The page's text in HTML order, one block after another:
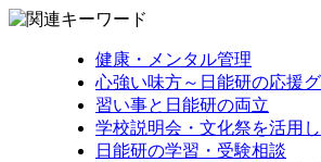
健康・メンタル管理
心強い味方～日能研の応援
習い事と日能研の両立
学校説明会・文化祭を活用し
日能研の学習・受験相談